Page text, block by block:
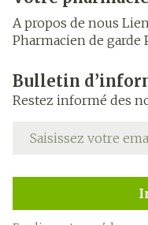
A propos de nous
Pharmacien de garde
Bulletin
Restez informé des
Adresse mail